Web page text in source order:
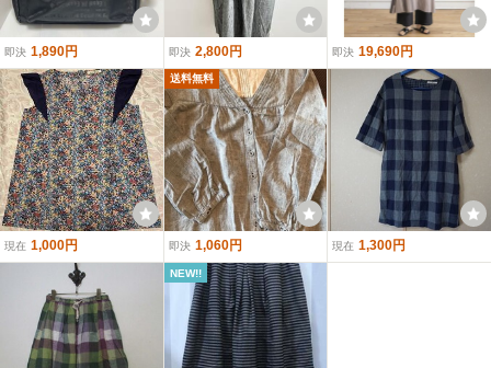
即決 1,890円 即決 2,800円 即決 19,690円
現在 1,000円
送料無料
即決 1,060円 現在 1,300円
NEW!!